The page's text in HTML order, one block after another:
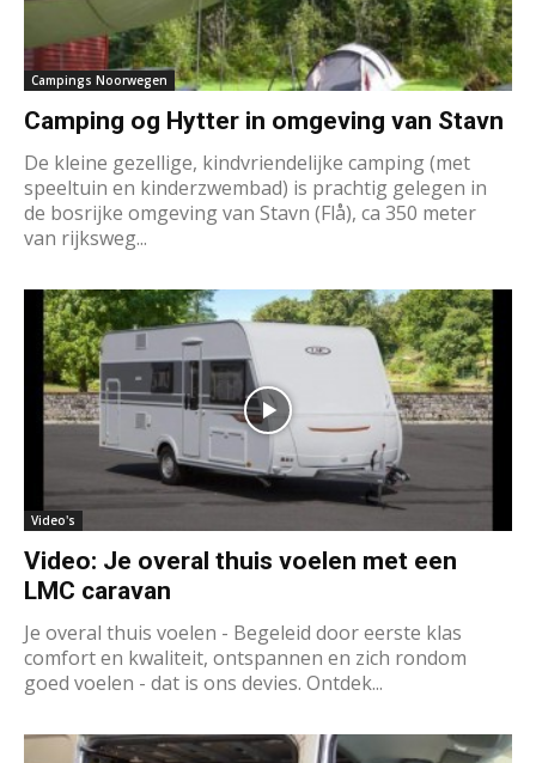
Campings Noorwegen
Camping og Hytter in omgeving van Stavn
De kleine gezellige, kindvriendelijke camping (met
speeltuin en kinderzwembad) is prachtig gelegen in
de bosrijke omgeving van Stavn (Flå), ca 350 meter
van rijksweg...
Video's
Video: Je overal thuis voelen met een
LMC caravan
Je overal thuis voelen - Begeleid door eerste klas
comfort en kwaliteit, ontspannen en zich rondom
goed voelen - dat is ons devies. Ontdek...